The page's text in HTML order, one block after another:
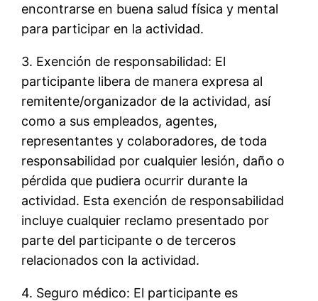
encontrarse en buena salud física y mental
para participar en la actividad.
3. Exención de responsabilidad: El
participante libera de manera expresa al
remitente/organizador de la actividad, así
como a sus empleados, agentes,
representantes y colaboradores, de toda
responsabilidad por cualquier lesión, daño o
pérdida que pudiera ocurrir durante la
actividad. Esta exención de responsabilidad
incluye cualquier reclamo presentado por
parte del participante o de terceros
relacionados con la actividad.
4. Seguro médico: El participante es